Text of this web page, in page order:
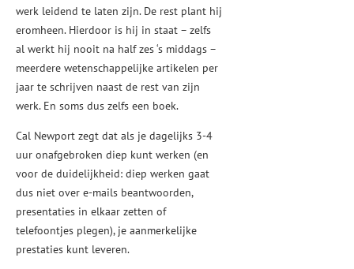
werk leidend te laten zijn. De rest plant hij
eromheen. Hierdoor is hij in staat – zelfs
al werkt hij nooit na half zes ‘s middags –
meerdere wetenschappelijke artikelen per
jaar te schrijven naast de rest van zijn
werk. En soms dus zelfs een boek.
Cal Newport zegt dat als je dagelijks 3-4
uur onafgebroken diep kunt werken (en
voor de duidelijkheid: diep werken gaat
dus niet over e-mails beantwoorden,
presentaties in elkaar zetten of
telefoontjes plegen), je aanmerkelijke
prestaties kunt leveren.